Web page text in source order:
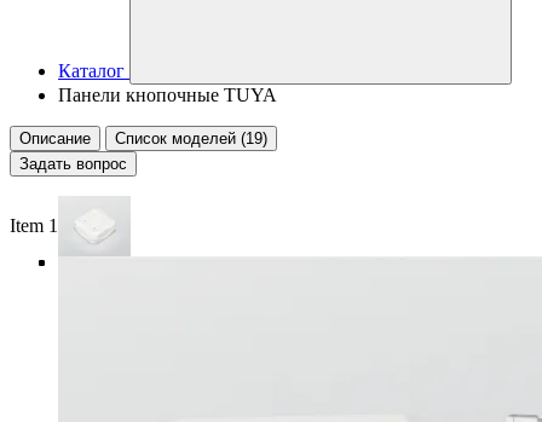
Каталог
Панели кнопочные TUYA
Описание
Список моделей (19)
Задать вопрос
Item 1 of 4